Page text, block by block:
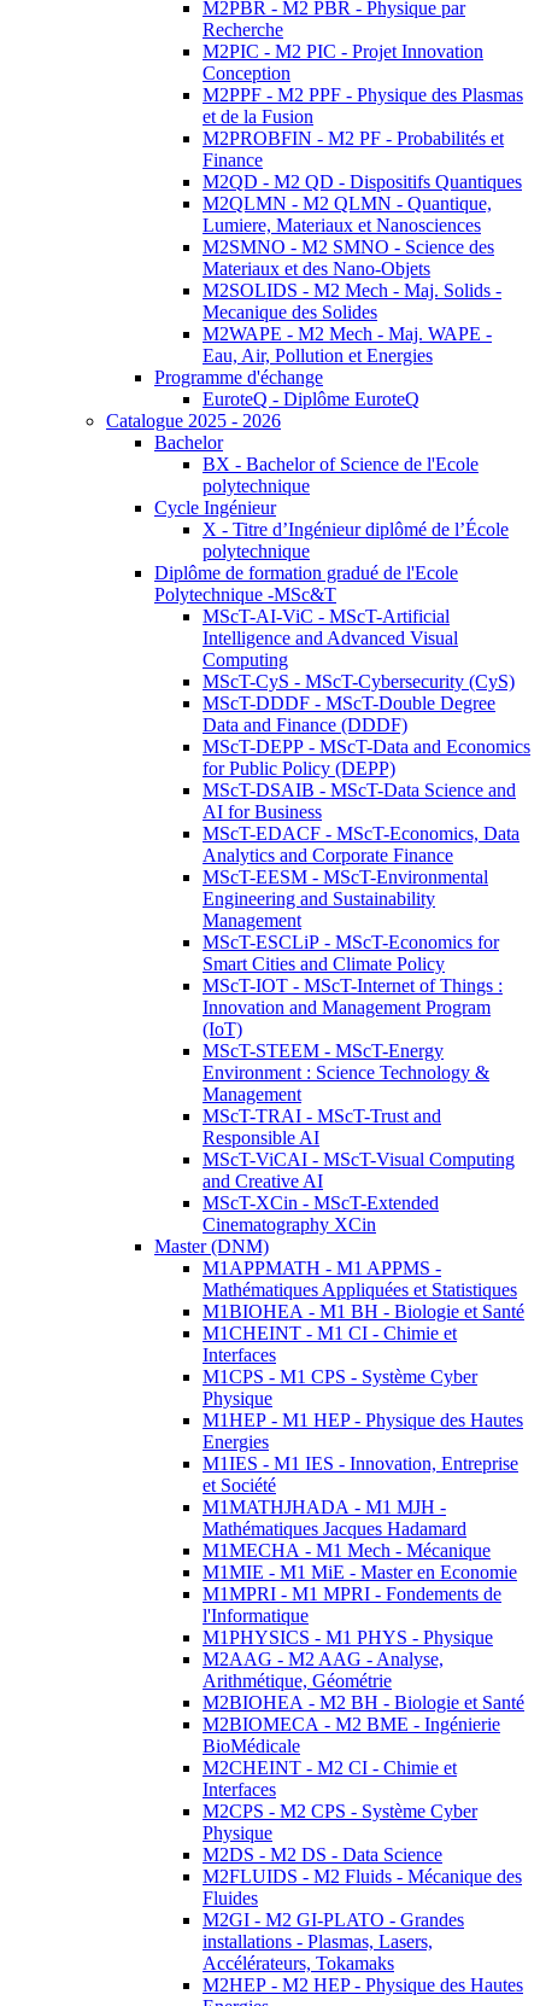
M2PBR - M2 PBR - Physique par
Recherche
M2PIC - M2 PIC - Projet Innovation
Conception
M2PPF - M2 PPF - Physique des Plasmas
et de la Fusion
M2PROBFIN - M2 PF - Probabilités et
Finance
M2QD - M2 QD - Dispositifs Quantiques
M2QLMN - M2 QLMN - Quantique,
Lumiere, Materiaux et Nanosciences
M2SMNO - M2 SMNO - Science des
Materiaux et des Nano-Objets
M2SOLIDS - M2 Mech - Maj. Solids -
Mecanique des Solides
M2WAPE - M2 Mech - Maj. WAPE -
Eau, Air, Pollution et Energies
Programme d'échange
EuroteQ - Diplôme EuroteQ
Catalogue 2025 - 2026
Bachelor
BX - Bachelor of Science de l'Ecole
polytechnique
Cycle Ingénieur
X - Titre d’Ingénieur diplômé de l’École
polytechnique
Diplôme de formation gradué de l'Ecole
Polytechnique -MSc&T
MScT-AI-ViC - MScT-Artificial
Intelligence and Advanced Visual
Computing
MScT-CyS - MScT-Cybersecurity (CyS)
MScT-DDDF - MScT-Double Degree
Data and Finance (DDDF)
MScT-DEPP - MScT-Data and Economics
for Public Policy (DEPP)
MScT-DSAIB - MScT-Data Science and
AI for Business
MScT-EDACF - MScT-Economics, Data
Analytics and Corporate Finance
MScT-EESM - MScT-Environmental
Engineering and Sustainability
Management
MScT-ESCLiP - MScT-Economics for
Smart Cities and Climate Policy
MScT-IOT - MScT-Internet of Things :
Innovation and Management Program
(IoT)
MScT-STEEM - MScT-Energy
Environment : Science Technology &
Management
MScT-TRAI - MScT-Trust and
Responsible AI
MScT-ViCAI - MScT-Visual Computing
and Creative AI
MScT-XCin - MScT-Extended
Cinematography XCin
Master (DNM)
M1APPMATH - M1 APPMS -
Mathématiques Appliquées et Statistiques
M1BIOHEA - M1 BH - Biologie et Santé
M1CHEINT - M1 CI - Chimie et
Interfaces
M1CPS - M1 CPS - Système Cyber
Physique
M1HEP - M1 HEP - Physique des Hautes
Energies
M1IES - M1 IES - Innovation, Entreprise
et Société
M1MATHJHADA - M1 MJH -
Mathématiques Jacques Hadamard
M1MECHA - M1 Mech - Mécanique
M1MIE - M1 MiE - Master en Economie
M1MPRI - M1 MPRI - Fondements de
l'Informatique
M1PHYSICS - M1 PHYS - Physique
M2AAG - M2 AAG - Analyse,
Arithmétique, Géométrie
M2BIOHEA - M2 BH - Biologie et Santé
M2BIOMECA - M2 BME - Ingénierie
BioMédicale
M2CHEINT - M2 CI - Chimie et
Interfaces
M2CPS - M2 CPS - Système Cyber
Physique
M2DS - M2 DS - Data Science
M2FLUIDS - M2 Fluids - Mécanique des
Fluides
M2GI - M2 GI-PLATO - Grandes
installations - Plasmas, Lasers,
Accélérateurs, Tokamaks
M2HEP - M2 HEP - Physique des Hautes